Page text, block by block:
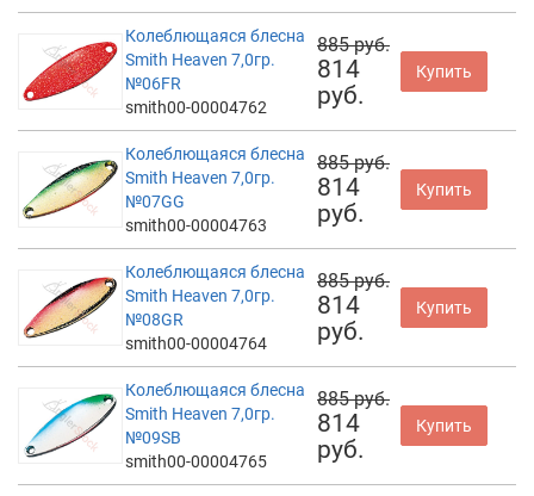
Колеблющаяся блесна
Smith Heaven 7,0гр.
№06FR
smith00-00004762
885 руб.
814
руб.
Купить
Колеблющаяся блесна
Smith Heaven 7,0гр.
№07GG
smith00-00004763
885 руб.
814
руб.
Купить
Колеблющаяся блесна
Smith Heaven 7,0гр.
№08GR
smith00-00004764
885 руб.
814
руб.
Купить
Колеблющаяся блесна
Smith Heaven 7,0гр.
№09SB
smith00-00004765
885 руб.
814
руб.
Купить